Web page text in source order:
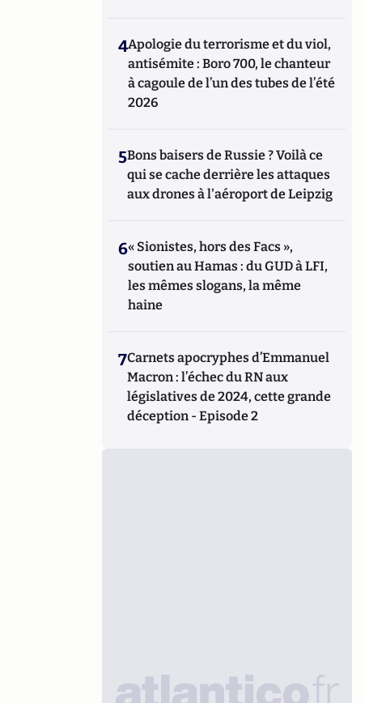
4Apologie du terrorisme et du viol,
antisémite : Boro 700, le chanteur
à cagoule de l’un des tubes de l’été
2026
5Bons baisers de Russie ? Voilà ce
qui se cache derrière les attaques
aux drones à l'aéroport de Leipzig
6« Sionistes, hors des Facs »,
soutien au Hamas : du GUD à LFI,
les mêmes slogans, la même
haine
7Carnets apocryphes d’Emmanuel
Macron : l’échec du RN aux
législatives de 2024, cette grande
déception - Episode 2